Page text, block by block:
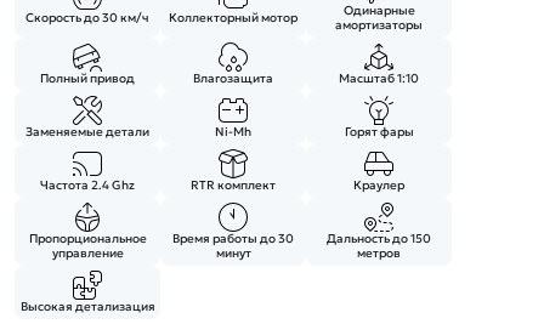
Скорость до 30 км/ч Коллекторный мотор
Одинарные
амортизаторы
Полный привод Влагозащита Масштаб 1:10
Заменяемые детали Ni-Mh Горят фары
Частота 2.4 Ghz RTR комплект Краулер
Пропорциональное
управление
Время работы до 30
минут
Дальность до 150
метров
Высокая детализация
Квадрокоптеры
Машинки
Танки
Вертолеты
Катера
Роботы
Самолеты
Сборные модели
Детские электромобили
Информация
Оптовые продажи
Блог
Статьи про беспилотники
Обзор квадрокоптеров
Аренда Квадрокоптеров
Покупка в кредит
Покупателю
Контакты
Оплата и доставка
Помощь
Отследить заказ
Оплата на сайте